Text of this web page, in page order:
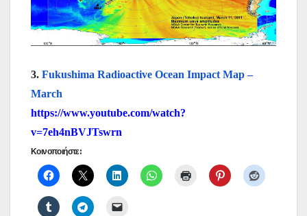
3. Fukushima Radioactive Ocean Impact Map –
March
https://www.youtube.com/watch?
v=7eh4nBVJTswrn
Κοινοποιήστε: